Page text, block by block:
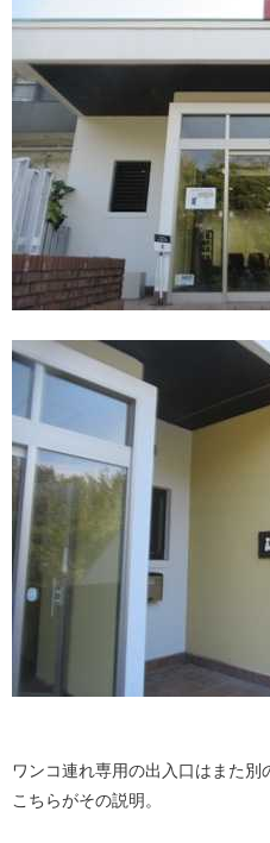
ワンコ連れ専用の出入口はまた別
こちらがその説明。